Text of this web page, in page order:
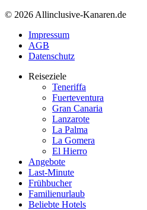
© 2026 Allinclusive-Kanaren.de
Impressum
AGB
Datenschutz
Reiseziele
Teneriffa
Fuerteventura
Gran Canaria
Lanzarote
La Palma
La Gomera
El Hierro
Angebote
Last-Minute
Frühbucher
Familienurlaub
Beliebte Hotels